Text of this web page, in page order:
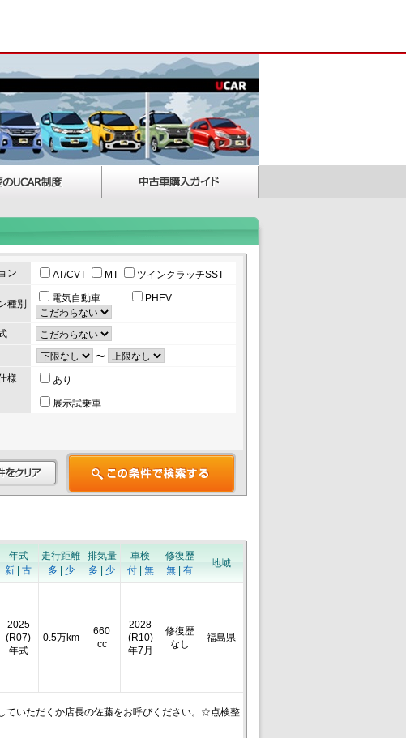
ン AT/CVT MT ツインクラッチSST
種別 電気自動車 PHEV
〜
様
あり
展示試乗車
年式
新
古
走行距離
多
少
排気量
多
少
車検
付| 無
修復歴
無
有
地域
2025
(R07)
年式
0.5万km
660
cc
2028
(R10)
年7月
修復歴
なし
福島県
ていただくか店長の佐藤をお呼びください。☆点検整